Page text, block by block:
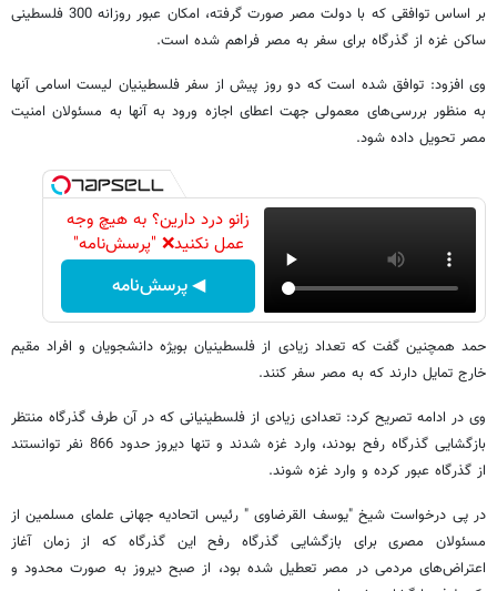
بر اساس توافقی که با دولت مصر صورت گرفته، امکان عبور روزانه 300 فلسطینی
ساکن غزه از گذرگاه برای سفر به مصر فراهم شده است.
وی افزود: توافق شده است که دو روز پیش از سفر فلسطینیان لیست اسامی آنها
به منظور بررسی‌های معمولی جهت اعطای اجازه ورود به آنها به مسئولان امنیت
مصر تحویل داده شود.
زانو درد دارین؟ به هیچ وجه
عمل نکنید❌ "پرسش‌نامه"
◀ پرسش‌نامه
حمد همچنین گفت که تعداد زیادی از فلسطینیان بویژه دانشجویان و افراد مقیم
خارج تمایل دارند که به مصر سفر کنند.
وی در ادامه تصریح کرد: تعدادی زیادی از فلسطینیانی که در آن طرف گذرگاه منتظر
بازگشایی گذرگاه رفح بودند، وارد غزه شدند و تنها دیروز حدود 866 نفر توانستند
از گذرگاه عبور کرده و وارد غزه شوند.
در پی درخواست شیخ "یوسف القرضاوی " رئیس اتحادیه جهانی علمای مسلمین از
مسئولان مصری برای بازگشایی گذرگاه رفح این گذرگاه که از زمان آغاز
اعتراض‌های مردمی در مصر تعطیل شده بود، از صبح دیروز به صورت محدود و